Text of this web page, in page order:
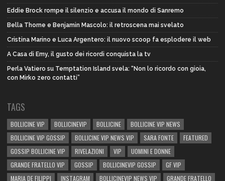
Eddie Brock rompe il silenzio e accusa il mondo di Sanremo
Bella Thorne e Benjamin Mascolo: il retroscena mai svelato
Cristina Marino e Luca Argentero: il nuovo scoop fa esplodere il web
A Casa di Emy, il gusto dei ricordi conquista la tv
Perla Vatiero su Temptation Island svela: “Non lo ricordo con gioia,
con Mirko zero contatti”
TAGS
BOLLICINE VIP BOLLICINEVIP BOLLICINE
BOLLICINE VIP NEWS
BOLLICINE VIP GOSSIP
BOLLICINE VIP NEWS VIP SARA FONTE
FEATURED
GOSSIP BOLLICINE VIP
RIVELAZIONI VIP
UOMINI E DONNE
GRANDE FRATELLO VIP
GOSSIP BOLLICINEVIP GOSSIP
GF VIP
MARIA DE FILIPPI
INSTAGRAM BOLLICINEVIP NEWS VIP GRANDE FRATELLO